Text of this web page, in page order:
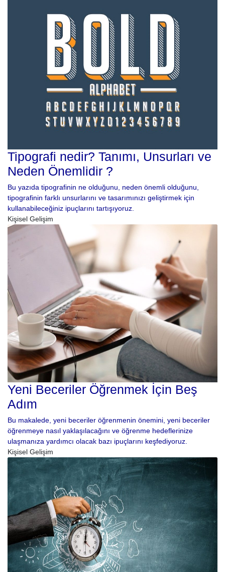
Tipografi nedir? Tanımı, Unsurları ve
Neden Önemlidir ?
Bu yazıda tipografinin ne olduğunu, neden önemli olduğunu,
tipografinin farklı unsurlarını ve tasarımınızı geliştirmek için
kullanabileceğiniz ipuçlarını tartışıyoruz.
Kişisel Gelişim
Yeni Beceriler Öğrenmek İçin Beş
Adım
Bu makalede, yeni beceriler öğrenmenin önemini, yeni beceriler
öğrenmeye nasıl yaklaşılacağını ve öğrenme hedeflerinize
ulaşmanıza yardımcı olacak bazı ipuçlarını keşfediyoruz.
Kişisel Gelişim